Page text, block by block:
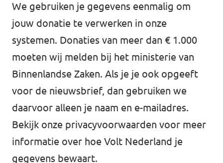
We gebruiken je gegevens eenmalig om
jouw donatie te verwerken in onze
systemen. Donaties van meer dan € 1.000
moeten wij melden bij het ministerie van
Binnenlandse Zaken. Als je je ook opgeeft
voor de nieuwsbrief, dan gebruiken we
daarvoor alleen je naam en e-mailadres.
Bekijk onze privacyvoorwaarden voor meer
informatie over hoe Volt Nederland je
gegevens bewaart.